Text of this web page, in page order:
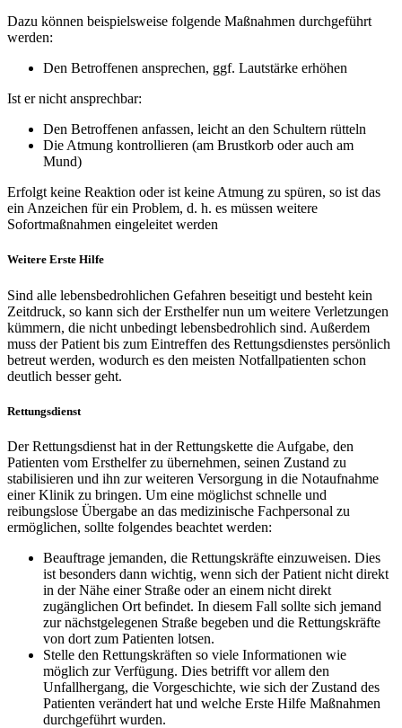
Dazu können beispielsweise folgende Maßnahmen durchgeführt
werden:
Den Betroffenen ansprechen, ggf. Lautstärke erhöhen
Ist er nicht ansprechbar:
Den Betroffenen anfassen, leicht an den Schultern rütteln
Die Atmung kontrollieren (am Brustkorb oder auch am
Mund)
Erfolgt keine Reaktion oder ist keine Atmung zu spüren, so ist das
ein Anzeichen für ein Problem, d. h. es müssen weitere
Sofortmaßnahmen eingeleitet werden
Weitere Erste Hilfe
Sind alle lebensbedrohlichen Gefahren beseitigt und besteht kein
Zeitdruck, so kann sich der Ersthelfer nun um weitere Verletzungen
kümmern, die nicht unbedingt lebensbedrohlich sind. Außerdem
muss der Patient bis zum Eintreffen des Rettungsdienstes persönlich
betreut werden, wodurch es den meisten Notfallpatienten schon
deutlich besser geht.
Rettungsdienst
Der Rettungsdienst hat in der Rettungskette die Aufgabe, den
Patienten vom Ersthelfer zu übernehmen, seinen Zustand zu
stabilisieren und ihn zur weiteren Versorgung in die Notaufnahme
einer Klinik zu bringen. Um eine möglichst schnelle und
reibungslose Übergabe an das medizinische Fachpersonal zu
ermöglichen, sollte folgendes beachtet werden:
Beauftrage jemanden, die Rettungskräfte einzuweisen. Dies
ist besonders dann wichtig, wenn sich der Patient nicht direkt
in der Nähe einer Straße oder an einem nicht direkt
zugänglichen Ort befindet. In diesem Fall sollte sich jemand
zur nächstgelegenen Straße begeben und die Rettungskräfte
von dort zum Patienten lotsen.
Stelle den Rettungskräften so viele Informationen wie
möglich zur Verfügung. Dies betrifft vor allem den
Unfallhergang, die Vorgeschichte, wie sich der Zustand des
Patienten verändert hat und welche Erste Hilfe Maßnahmen
durchgeführt wurden.